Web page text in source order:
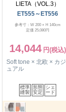
LIETA（VOL.3）
ET555～ET556
参考寸：W 200 × H 140cm
定価 25,080円
14,044
Soft tone × 北欧 × カジ
ュアル
標準
縫製
形態
安定
シェ
ード